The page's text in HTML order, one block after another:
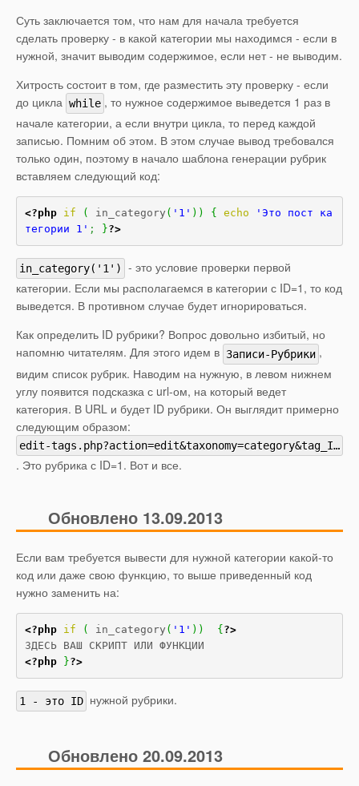
Суть заключается том, что нам для начала требуется
сделать проверку - в какой категории мы находимся - если в
нужной, значит выводим содержимое, если нет - не выводим.
Хитрость состоит в том, где разместить эту проверку - если
до цикла while , то нужное содержимое выведется 1 раз в
начале категории, а если внутри цикла, то перед каждой
записью. Помним об этом. В этом случае вывод требовался
только один, поэтому в начало шаблона генерации рубрик
вставляем следующий код:
<?php if ( in_category ( '1' ) ) { echo
'Это пост ка
тегории 1' ; }?>
in_category('1')
- это условие проверки первой
категории. Если мы располагаемся в категории с ID=1, то код
выведется. В противном случае будет игнорироваться.
Как определить ID рубрики? Вопрос довольно избитый, но
напомню читателям. Для этого идем в Записи-Рубрики ,
видим список рубрик. Наводим на нужную, в левом нижнем
углу появится подсказка с url-ом, на который ведет
категория. В URL и будет ID рубрики. Он выглядит примерно
следующим образом:
edit-tags.php?action=edit&taxonomy=category&tag_ID=1
. Это рубрика с ID=1. Вот и все.
Обновлено 13.09.2013
Если вам требуется вывести для нужной категории какой-то
код или даже свою функцию, то выше приведенный код
нужно заменить на:
<?php if ( in_category ( '1' ) ) { ?>
<?php
}?>
1 - это ID нужной рубрики.
Обновлено 20.09.2013